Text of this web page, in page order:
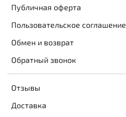
Публичная оферта
Пользовательское соглашение
Обмен и возврат
Обратный звонок
Отзывы
Доставка